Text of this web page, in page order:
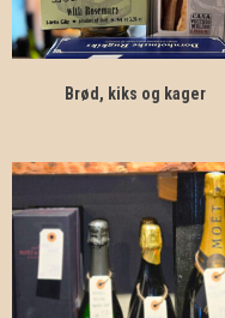
Brød, kiks og kager